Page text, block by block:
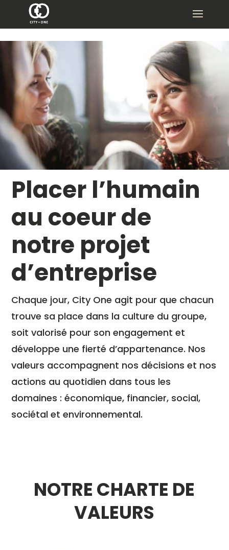
Placer l’humain
au coeur de
notre projet
d’entreprise
Chaque jour, City One agit pour que chacun
trouve sa place dans la culture du groupe,
soit valorisé pour son engagement et
développe une fierté d’appartenance. Nos
valeurs accompagnent nos décisions et nos
actions au quotidien dans tous les
domaines : économique, financier, social,
sociétal et environnemental.
NOTRE CHARTE DE
VALEURS